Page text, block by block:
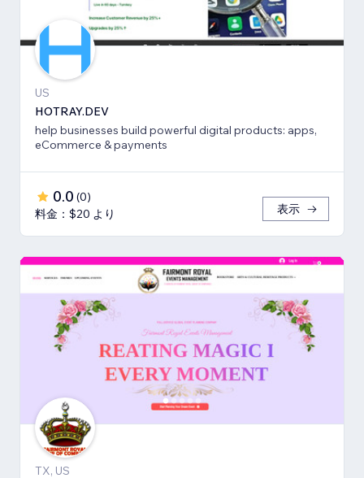
US
HOTRAY.DEV
help businesses build powerful digital products: apps,
eCommerce & payments
0.0 (0)
料金：$20 より
表示
TX, US